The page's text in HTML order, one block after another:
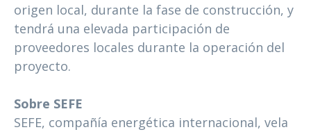
origen local, durante la fase de construcción, y
tendrá una elevada participación de
proveedores locales durante la operación del
proyecto.
Sobre SEFE
SEFE, compañía energética internacional, vela